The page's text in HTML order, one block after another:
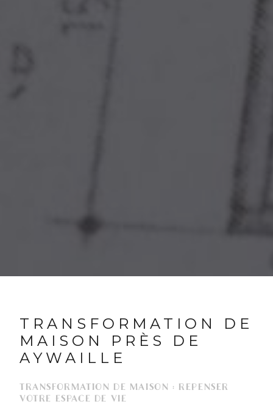
TRANSFORMATION DE
MAISON PRÈS DE
AYWAILLE
TRANSFORMATION DE MAISON : REPENSER
VOTRE ESPACE DE VIE